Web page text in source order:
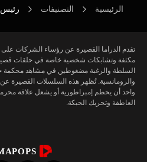
الرئيسية التصنيفات رئيس